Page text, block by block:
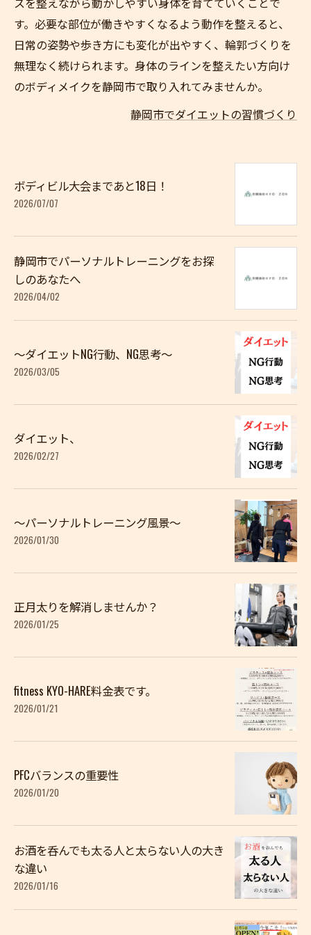
す。必要な部位が働きやすくなるよう動作を整えると、
日常の姿勢や歩き方にも変化が出やすく、輪郭づくりを
無理なく続けられます。身体のラインを整えたい方向け
のボディメイクを静岡市で取り入れてみませんか。
静岡市でダイエットの習慣づくり
ボディビル大会まであと18日！
2026/07/07
静岡市でパーソナルトレーニングをお探
しのあなたへ
2026/04/02
〜ダイエットNG行動、NG思考〜
2026/03/05
ダイエット、
2026/02/27
〜パーソナルトレーニング風景〜
2026/01/30
正月太りを解消しませんか？
2026/01/25
fitness KYO-HARE料金表です。
2026/01/21
PFCバランスの重要性
2026/01/20
お酒を呑んでも太る人と太らない人の大き
な違い
2026/01/16